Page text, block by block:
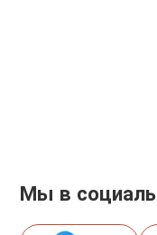
Мы в